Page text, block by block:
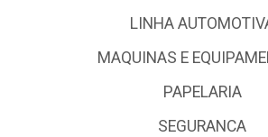
LINHA
MAQUINAS E
PAPELARIA
SEGURANCA